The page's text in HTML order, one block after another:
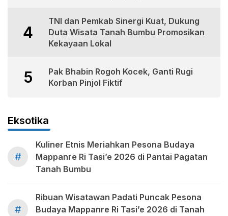
4
TNI dan Pemkab Sinergi Kuat, Dukung
Duta Wisata Tanah Bumbu Promosikan
Kekayaan Lokal
5
Pak Bhabin Rogoh Kocek, Ganti Rugi
Korban Pinjol Fiktif
Eksotika
#
Kuliner Etnis Meriahkan Pesona Budaya
Mappanre Ri Tasi’e 2026 di Pantai Pagatan
Tanah Bumbu
#
Ribuan Wisatawan Padati Puncak Pesona
Budaya Mappanre Ri Tasi’e 2026 di Tanah